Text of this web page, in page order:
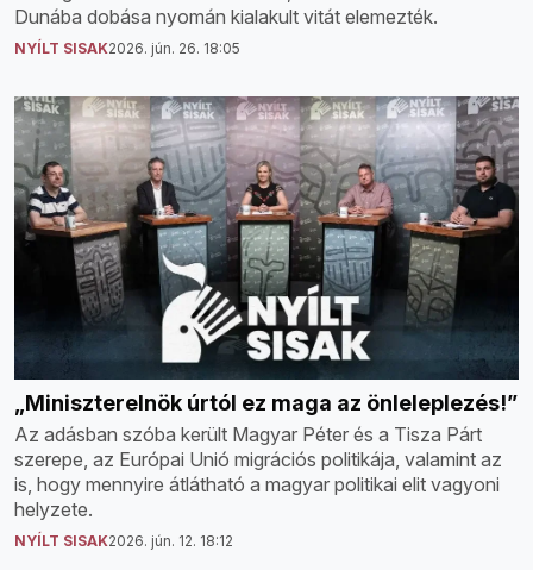
Dunába dobása nyomán kialakult vitát elemezték.
NYÍLT SISAK2026. jún. 26. 18:05
„Miniszterelnök úrtól ez maga az önleleplezés!”
Az adásban szóba került Magyar Péter és a Tisza Párt
szerepe, az Európai Unió migrációs politikája, valamint az
is, hogy mennyire átlátható a magyar politikai elit vagyoni
helyzete.
NYÍLT SISAK2026. jún. 12. 18:12